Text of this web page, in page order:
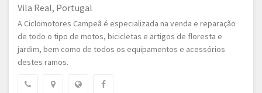
Vila Real, Portugal
A Ciclomotores Campeã é especializada na venda e reparação
de todo o tipo de motos, bicicletas e artigos de floresta e
jardim, bem como de todos os equipamentos e acessórios
destes ramos.